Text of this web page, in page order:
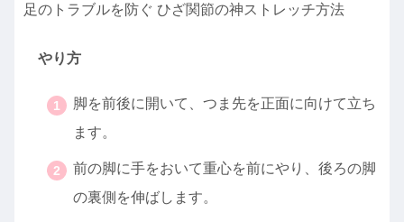
足のトラブルを防ぐ ひざ関節の神ストレッチ方法
やり方
脚を前後に開いて、つま先を正面に向けて立ち
ます。
前の脚に手をおいて重心を前にやり、後ろの脚
の裏側を伸ばします。